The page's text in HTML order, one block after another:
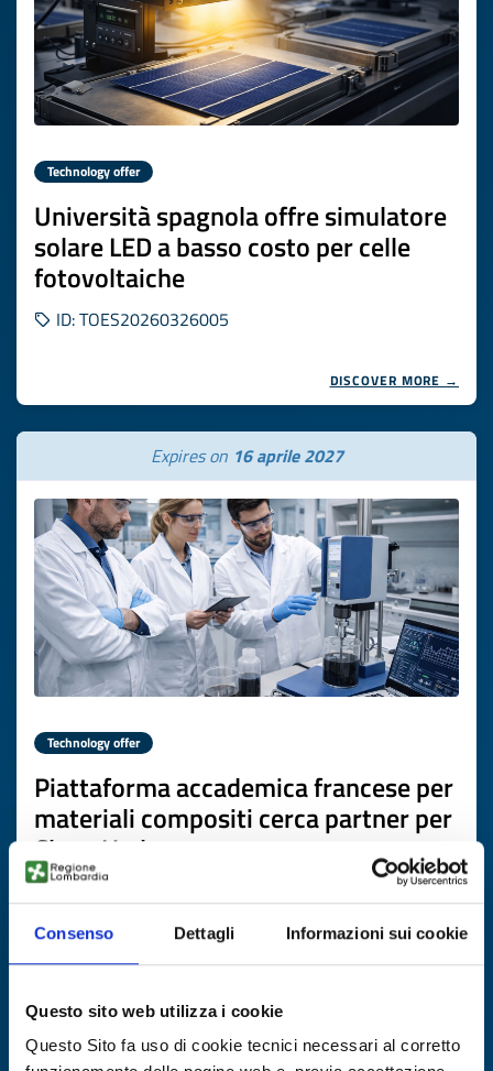
Consenso Dettagli Informazioni sui cookie
Questo sito web utilizza i cookie
Questo Sito fa uso di cookie tecnici necessari al corretto
Technology offer
Università spagnola offre simulatore
solare LED a basso costo per celle
fotovoltaiche
ID: TOES20260326005
DISCOVER MORE →
Expires on 16 aprile 2027
Technology offer
Piattaforma accademica francese per
materiali compositi cerca partner per
Clean Hydrogen
ID: TOFR20260331013